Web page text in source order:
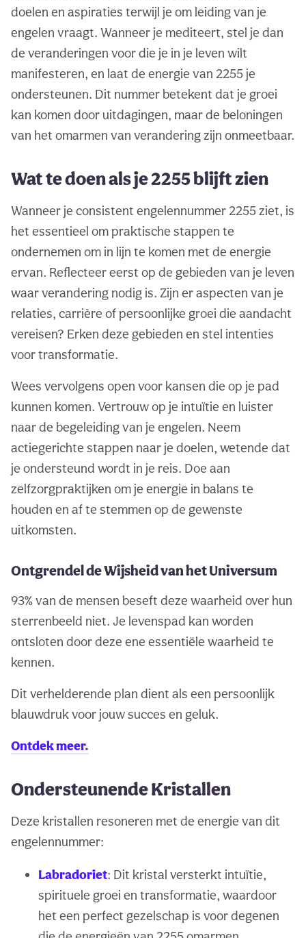
doelen en aspiraties terwijl je om leiding van je
engelen vraagt. Wanneer je mediteert, stel je dan
de veranderingen voor die je in je leven wilt
manifesteren, en laat de energie van 2255 je
ondersteunen. Dit nummer betekent dat je groei
kan komen door uitdagingen, maar de beloningen
van het omarmen van verandering zijn onmeetbaar.
Wat te doen als je 2255 blijft zien
Wanneer je consistent engelennummer 2255 ziet, is
het essentieel om praktische stappen te
ondernemen om in lijn te komen met de energie
ervan. Reflecteer eerst op de gebieden van je leven
waar verandering nodig is. Zijn er aspecten van je
relaties, carrière of persoonlijke groei die aandacht
vereisen? Erken deze gebieden en stel intenties
voor transformatie.
Wees vervolgens open voor kansen die op je pad
kunnen komen. Vertrouw op je intuïtie en luister
naar de begeleiding van je engelen. Neem
actiegerichte stappen naar je doelen, wetende dat
je ondersteund wordt in je reis. Doe aan
zelfzorgpraktijken om je energie in balans te
houden en af te stemmen op de gewenste
uitkomsten.
Ontgrendel de Wijsheid van het Universum
93% van de mensen beseft deze waarheid over hun
sterrenbeeld niet. Je levenspad kan worden
ontsloten door deze ene essentiële waarheid te
kennen.
Dit verhelderende plan dient als een persoonlijk
blauwdruk voor jouw succes en geluk.
Ontdek meer.
Ondersteunende Kristallen
Deze kristallen resoneren met de energie van dit
engelennummer:
Labradoriet: Dit kristal versterkt intuïtie,
spirituele groei en transformatie, waardoor
het een perfect gezelschap is voor degenen